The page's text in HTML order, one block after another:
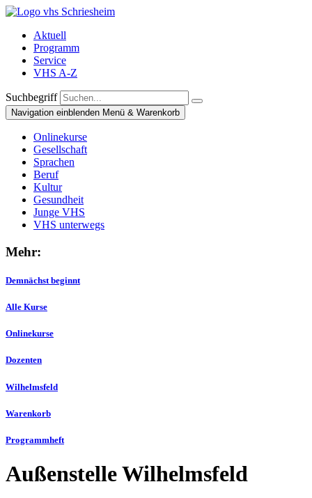
Aktuell
Programm
Service
VHS A-Z
Suchbegriff
Navigation einblenden Menü & Warenkorb
Onlinekurse
Gesellschaft
Sprachen
Beruf
Kultur
Gesundheit
Junge VHS
VHS unterwegs
Mehr:
Demnächst beginnt
Alle Kurse
Onlinekurse
Dozenten
Wilhelmsfeld
Warenkorb
Programmheft
Außenstelle Wilhelmsfeld